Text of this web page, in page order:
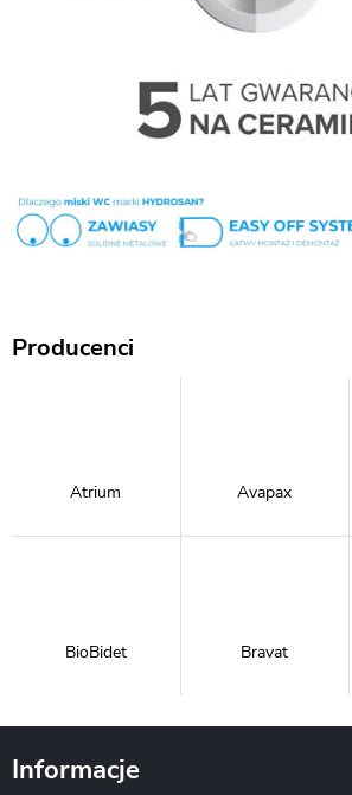
Producenci
Atrium Avapax
BioBidet Bravat
Informacje